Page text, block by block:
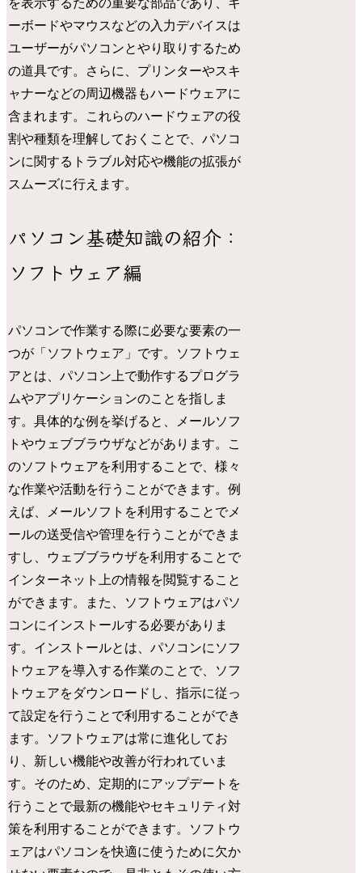
ーボードやマウスなどの入力デバイスは
ユーザーがパソコンとやり取りするため
の道具です。さらに、プリンターやスキ
ャナーなどの周辺機器もハードウェアに
含まれます。これらのハードウェアの役
割や種類を理解しておくことで、パソコ
ンに関するトラブル対応や機能の拡張が
スムーズに行えます。
パソコン基礎知識の紹介：
ソフトウェア編
パソコンで作業する際に必要な要素の一
つが「ソフトウェア」です。ソフトウェ
アとは、パソコン上で動作するプログラ
ムやアプリケーションのことを指しま
す。具体的な例を挙げると、メールソフ
トやウェブブラウザなどがあります。こ
のソフトウェアを利用することで、様々
な作業や活動を行うことができます。例
えば、メールソフトを利用することでメ
ールの送受信や管理を行うことができま
すし、ウェブブラウザを利用することで
インターネット上の情報を閲覧すること
ができます。また、ソフトウェアはパソ
コンにインストールする必要がありま
す。インストールとは、パソコンにソフ
トウェアを導入する作業のことで、ソフ
トウェアをダウンロードし、指示に従っ
て設定を行うことで利用することができ
ます。ソフトウェアは常に進化してお
り、新しい機能や改善が行われていま
す。そのため、定期的にアップデートを
行うことで最新の機能やセキュリティ対
策を利用することができます。ソフトウ
ェアはパソコンを快適に使うために欠か